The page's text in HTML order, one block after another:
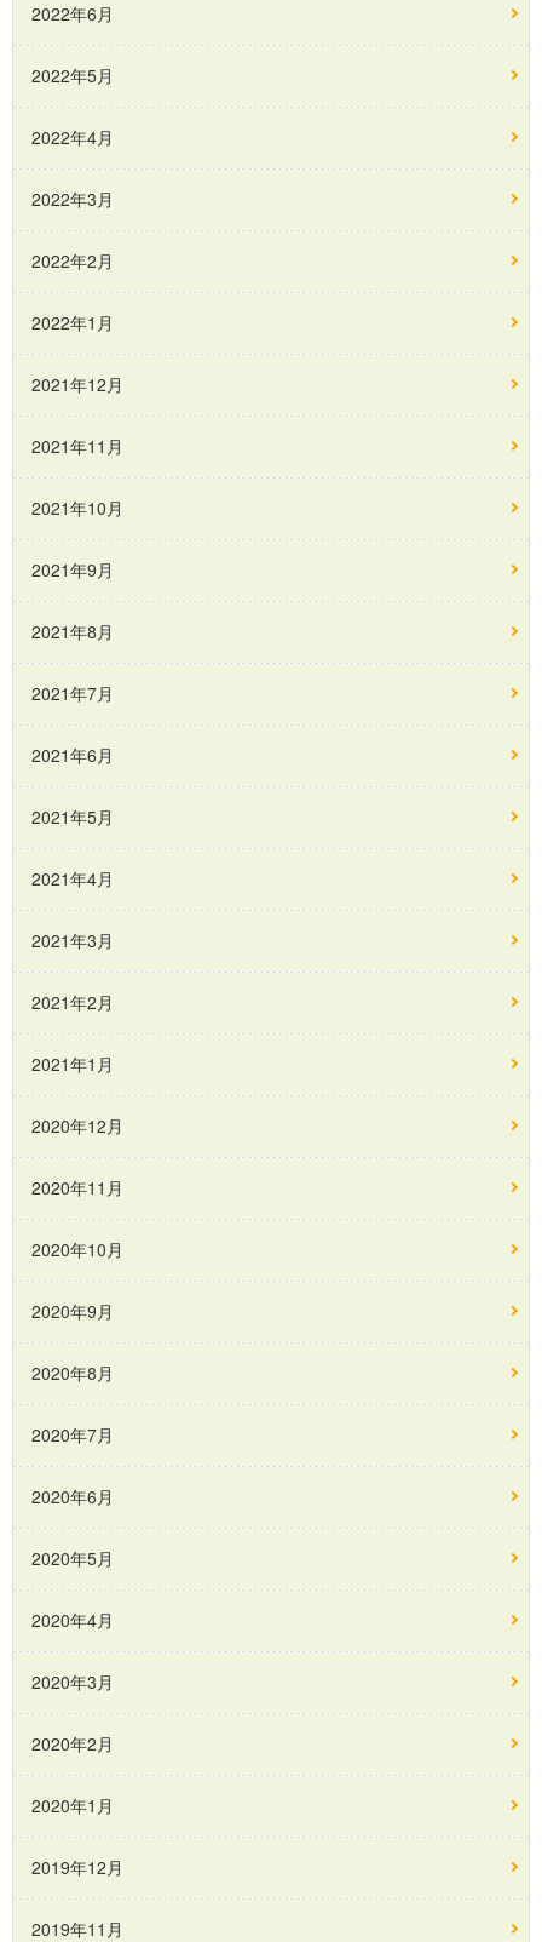
2022年6月
2022年5月
2022年4月
2022年3月
2022年2月
2022年1月
2021年12月
2021年11月
2021年10月
2021年9月
2021年8月
2021年7月
2021年6月
2021年5月
2021年4月
2021年3月
2021年2月
2021年1月
2020年12月
2020年11月
2020年10月
2020年9月
2020年8月
2020年7月
2020年6月
2020年5月
2020年4月
2020年3月
2020年2月
2020年1月
2019年12月
2019年11月